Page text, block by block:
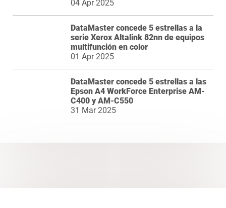
04 Apr 2025
DataMaster concede 5 estrellas a la
serie Xerox Altalink 82nn de equipos
multifunción en color
01 Apr 2025
DataMaster concede 5 estrellas a las
Epson A4 WorkForce Enterprise AM-
C400 y AM-C550
31 Mar 2025